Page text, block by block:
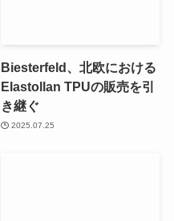
Biesterfeld、北欧における
Elastollan TPUの販売を引
き継ぐ
2025.07.25